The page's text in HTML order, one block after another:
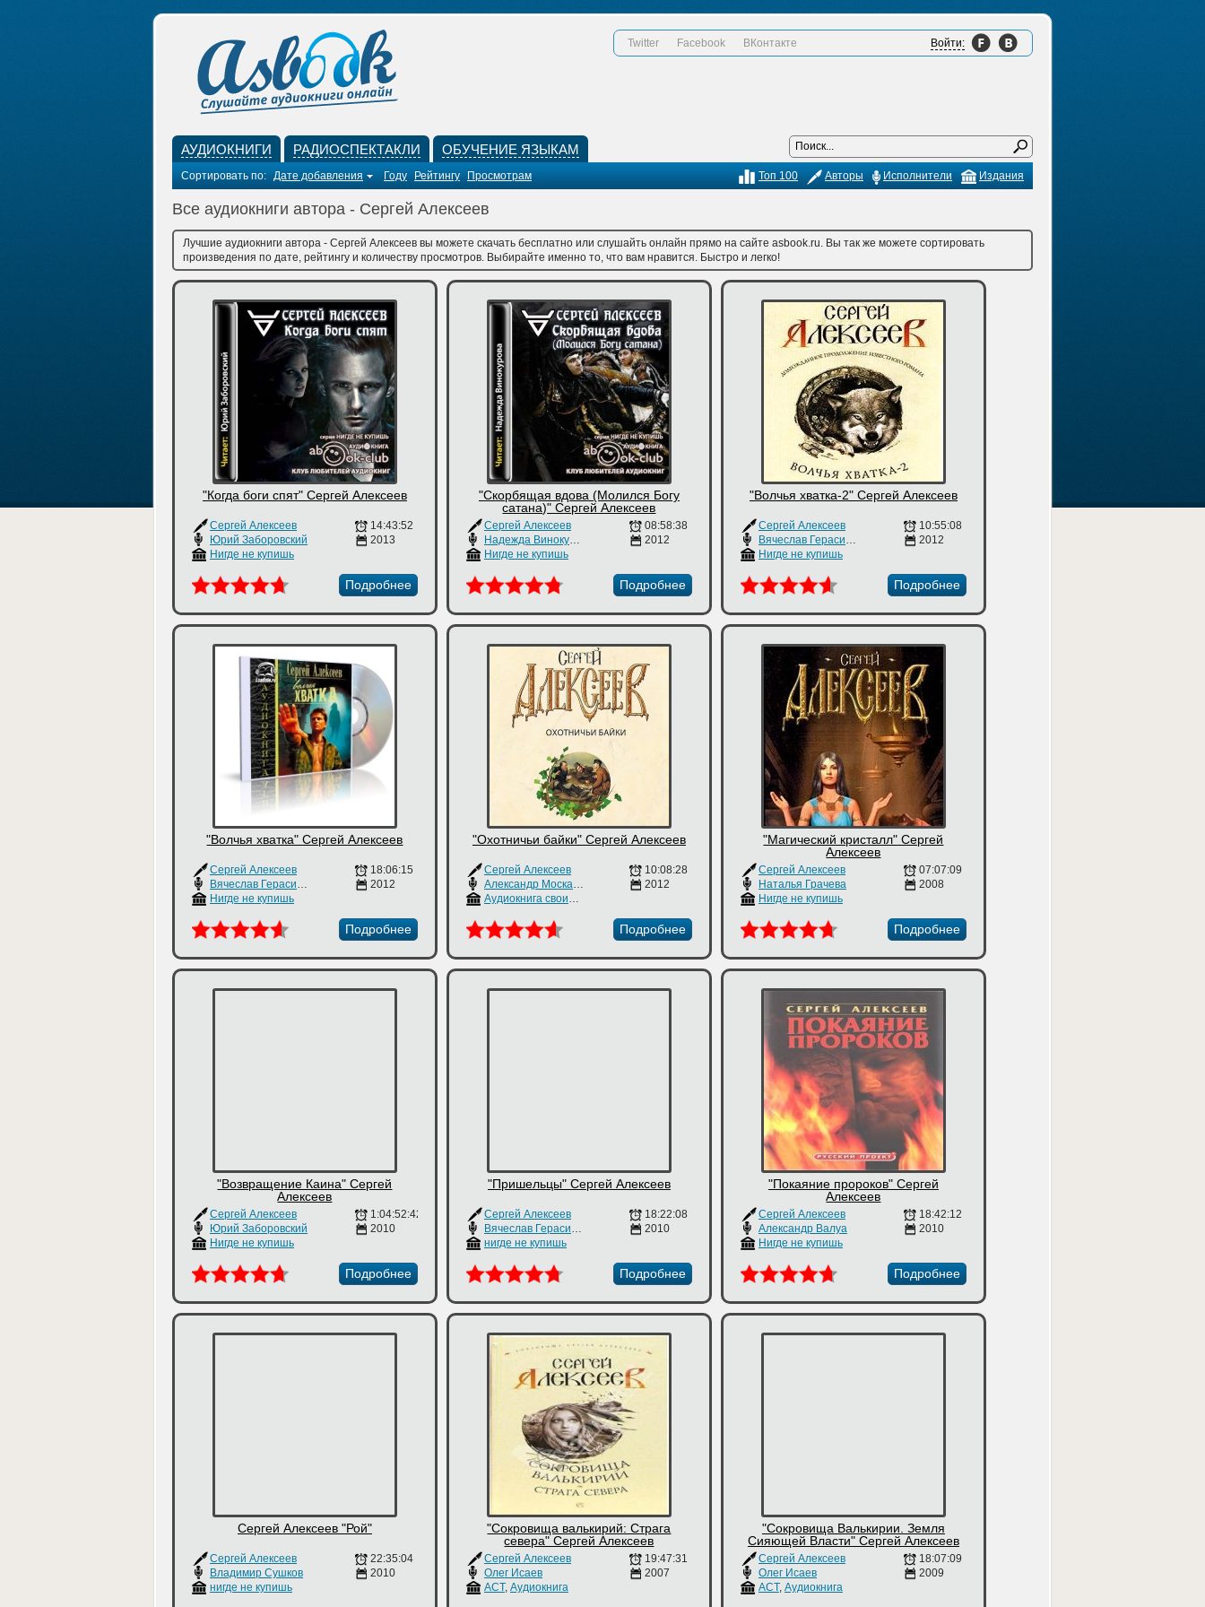
Twitter Facebook ВКонтакте Войти:
АУДИОКНИГИ РАДИОСПЕКТАКЛИ ОБУЧЕНИЕ ЯЗЫКАМ
Сортировать по: Дате добавления Году Рейтингу Просмотрам Издания
Исполнители
Авторы
Топ 100
Все аудиокниги автора - Сергей Алексеев
Лучшие аудиокниги автора - Сергей Алексеев вы можете скачать бесплатно или слушайть онлайн прямо на сайте asbook.ru. Вы так же можете сортировать
произведения по дате, рейтингу и количеству просмотров. Выбирайте именно то, что вам нравится. Быстро и легко!
"Когда боги спят" Сергей Алексеев
Сергей Алексеев
Юрий Заборовский
Нигде не купишь
14:43:52
2013
Подробнее
"Скорбящая вдова (Молился Богу
сатана)" Сергей Алексеев
Сергей Алексеев
Надежда Винокурова
Нигде не купишь
08:58:38
2012
Подробнее
"Волчья хватка-2" Сергей Алексеев
Сергей Алексеев
Вячеслав Герасимов
Нигде не купишь
10:55:08
2012
Подробнее
"Волчья хватка" Сергей Алексеев
Сергей Алексеев
Вячеслав Герасимов
Нигде не купишь
18:06:15
2012
Подробнее
"Охотничьи байки" Сергей Алексеев
Сергей Алексеев
Александр Москалин
Аудиокнига своими руками
10:08:28
2012
Подробнее
"Магический кристалл" Сергей
Алексеев
Сергей Алексеев
Наталья Грачева
Нигде не купишь
07:07:09
2008
Подробнее
"Возвращение Каина" Сергей
Алексеев
Сергей Алексеев
Юрий Заборовский
Нигде не купишь
1:04:52:42
2010
Подробнее
"Пришельцы" Сергей Алексеев
Сергей Алексеев
Вячеслав Герасимов
нигде не купишь
18:22:08
2010
Подробнее
"Покаяние пророков" Сергей
Алексеев
Сергей Алексеев
Александр Валуа
Нигде не купишь
18:42:12
2010
Подробнее
Сергей Алексеев "Рой"
Сергей Алексеев
Владимир Сушков
нигде не купишь
22:35:04
2010
"Сокровища валькирий: Страга
севера" Сергей Алексеев
Сергей Алексеев
Олег Исаев
АСТ, Аудиокнига
19:47:31
2007
"Сокровища Валькирии. Земля
Сияющей Власти" Сергей Алексеев
Сергей Алексеев
Олег Исаев
АСТ, Аудиокнига
18:07:09
2009